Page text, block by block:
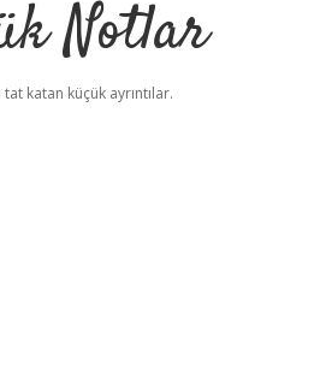
Notlar
katan küçük ayrıntılar.